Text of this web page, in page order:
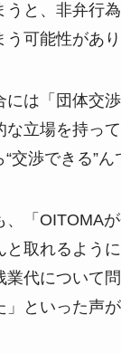
うと、非弁行
可能性があり
には「団体交
立場を持っ
交渉できる”ん
、「OITOMA
と取れるよう
業代について
」といった声